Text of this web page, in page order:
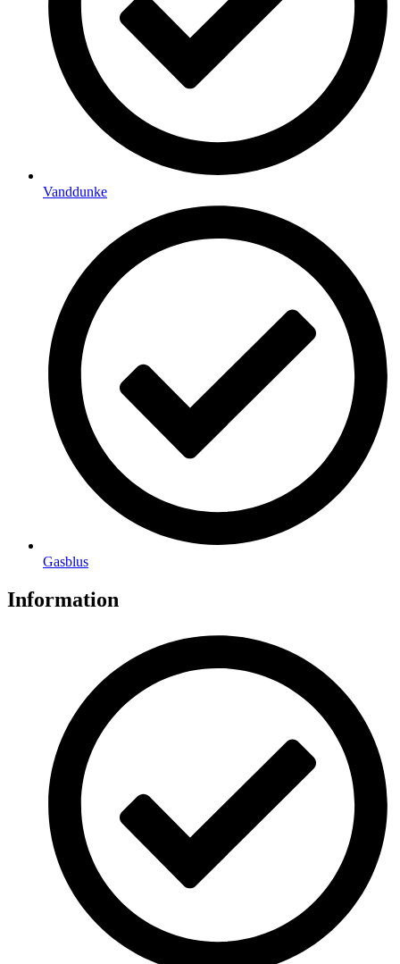
Vanddunke
Gasblus
Information